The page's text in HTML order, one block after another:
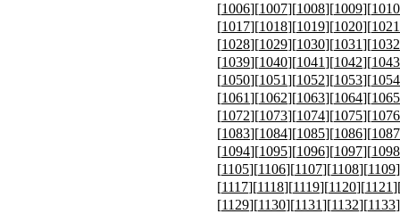
[1006][1007][1008][1009][1010
[1017][1018][1019][1020][1021
[1028][1029][1030][1031][1032
[1039][1040][1041][1042][1043
[1050][1051][1052][1053][1054
[1061][1062][1063][1064][1065
[1072][1073][1074][1075][1076
[1083][1084][1085][1086][1087
[1094][1095][1096][1097][1098
[1105][1106][1107][1108][1109
[1117][1118][1119][1120][1121
[1129][1130][1131][1132][1133